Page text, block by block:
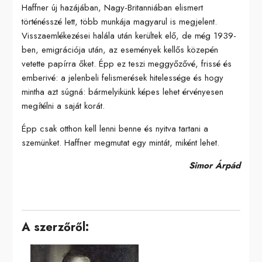
Haffner új hazájában, Nagy-Britanniában elismert
történésszé lett, több munkája magyarul is megjelent.
Visszaemlékezései halála után kerültek elő, de még 1939-
ben, emigrációja után, az események kellős közepén
vetette papírra őket. Épp ez teszi meggyőzővé, frissé és
emberivé: a jelenbeli felismerések hitelessége és hogy
mintha azt súgná: bármelyikünk képes lehet érvényesen
megítélni a saját korát.
Épp csak otthon kell lenni benne és nyitva tartani a
szemünket. Haffner megmutat egy mintát, miként lehet.
Simor Árpád
A szerzőről: